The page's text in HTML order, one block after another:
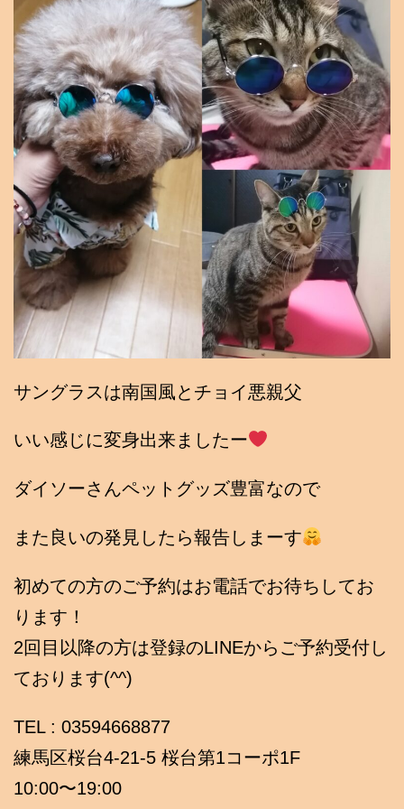
サングラスは南国風とチョイ悪親父
いい感じに変身出来ましたー
ダイソーさんペットグッズ豊富なので
また良いの発見したら報告しまーす
初めての方のご予約はお電話でお待ちしてお
ります！
2回目以降の方は登録のLINEからご予約受付し
ております(^^)
TEL : 03594668877
練馬区桜台4-21-5 桜台第1コーポ1F
10:00〜19:00